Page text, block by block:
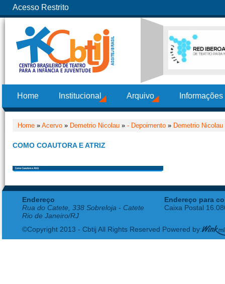
Acesso Restrito
Home Institucional Arquivo
Home » Acervo » Demetrio Nicolau » - Depoimento » Demetrio Nicolau
COMO COAUTORA E ATRIZ
Endereço
Rua do Catete, 338 Sobreloja - Catete
Rio de Janeiro/RJ
Endereço para
Caixa Postal
©Copyright 2013 - Cbtij All Rights Reserved Powered by: